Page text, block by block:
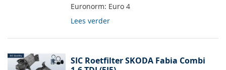
Euronorm: Euro 4
Lees verder
SIC Roetfilter SKODA Fabia Combi